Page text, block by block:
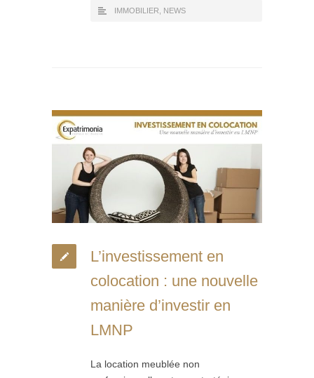
IMMOBILIER NEWS
L’investissement en
colocation : une nouvelle
manière d’investir en
LMNP
La location meublée non